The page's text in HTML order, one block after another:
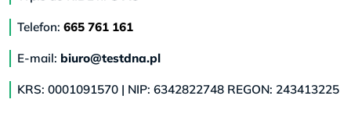
Telefon: 665 761 161
E-mail: biuro@testdna.pl
KRS: 0001091570 | NIP: 6342822748 REGON: 243413225